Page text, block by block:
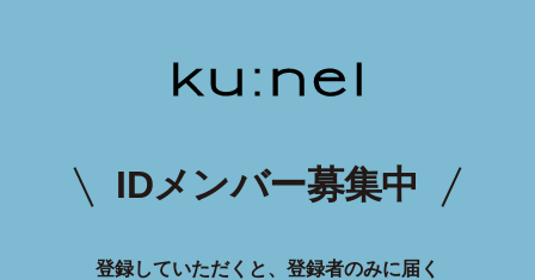
IDメンバー募集中
登録していただくと、登録者のみに届く